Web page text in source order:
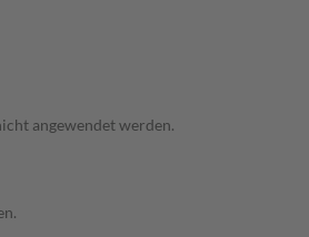
angewendet werden.